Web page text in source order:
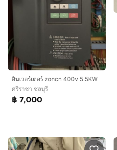
อินเวอร์เตอร์ zoncn 400v 5.5KW
ศรีราชา ชลบุรี
฿ 7,000